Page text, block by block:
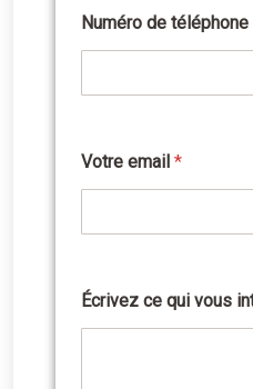
q
u
i
Numéro de téléphone
Votre email *
Écrivez ce qui vous